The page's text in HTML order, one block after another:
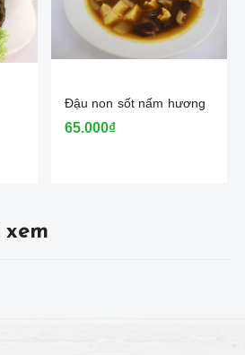
Đậu non sốt nấm hương
65.000₫